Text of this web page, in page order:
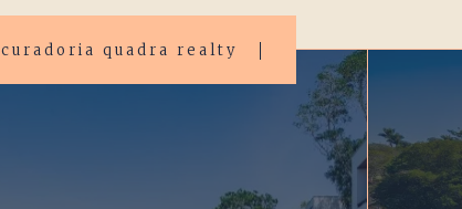
curadoria quadra realty